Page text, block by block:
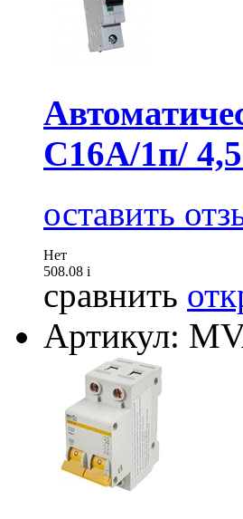
C16А/1п/
оставить
Нет
508.08 i
сравнить
Артикул: